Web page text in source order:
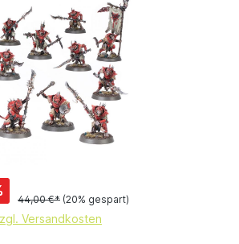
44,00 €* (20% gespart)
Versandkosten